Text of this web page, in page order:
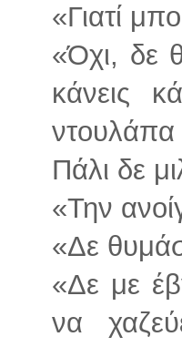
«Γιατί
«Όχι, δε
κάνεις
ντουλάπα
Πάλι δε
«Την
«Δε
«Δε με
να